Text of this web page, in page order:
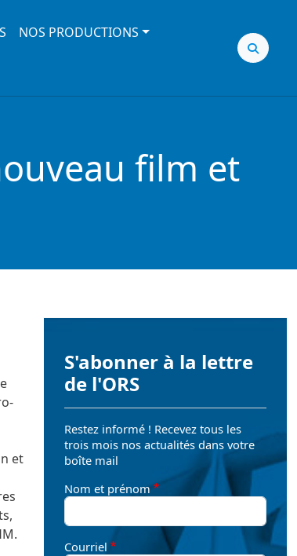
NOS PRODUCTIONS
film et
et
S'abonner à la lettre
de l'ORS
Restez informé ! Recevez tous les
trois mois nos actualités dans votre
boîte mail
Nom et prénom
Courriel